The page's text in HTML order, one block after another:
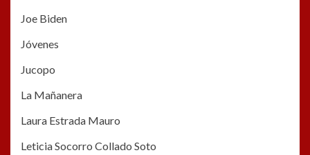
Joe Biden
Jóvenes
Jucopo
La Mañanera
Laura Estrada Mauro
Leticia Socorro Collado Soto